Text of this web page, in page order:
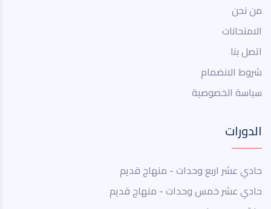
من نحن
الامتحانات
اتصل بنا
شروط الانضمام
سياسة الخصوصية
الدورات
حادي عشر اربع وحدات - منهاج قديم
حادي عشر خمس وحدات - منهاج قديم